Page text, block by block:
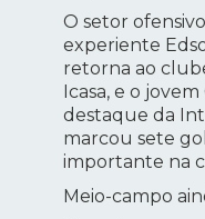
O setor
experiente
retorna ao
Icasa, e o
destaque da
marcou sete
importante na
Meio-campo